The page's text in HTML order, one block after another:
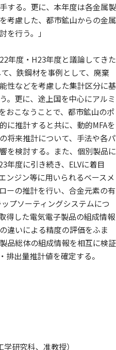
する。更に、本年度は各金属製
考慮した、都市鉱山からの金属
を行う。」
年度・H23年度と議論してきた
、鉄鋼材を事例として、廃棄
性などを考慮した集計区分に基
。更に、途上国を中心にアルミ
おこなうことで、都市鉱山のポ
に推計すると共に、動的MFAを
将来推計について、手法や各パ
を検討する。また、個別製品に
年度に引き続き、ELVに着目
ンジン等に用いられるベースメ
ーの推計を行い、合金元素の有
プソーティングシステムにつ
得した電気電子製品の組成情報
違いによる精度の評価をふま
品総体の組成情報を相互に検証
排出量推計値を確定する。
研究科、准教授）